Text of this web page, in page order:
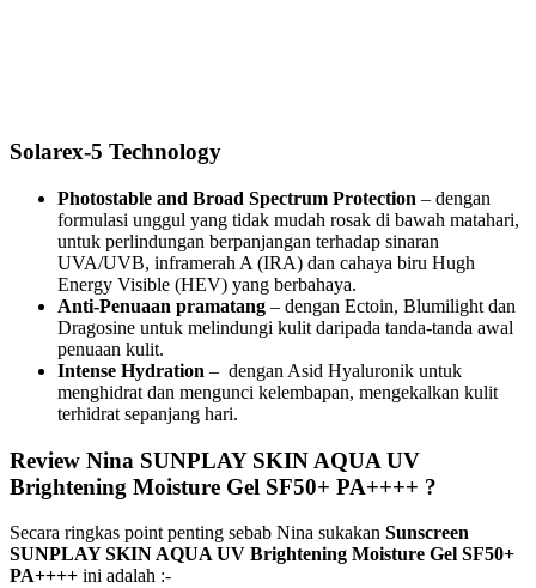
Solarex-5 Technology
Photostable and Broad Spectrum Protection – dengan
formulasi unggul yang tidak mudah rosak di bawah matahari,
untuk perlindungan berpanjangan terhadap sinaran
UVA/UVB, inframerah A (IRA) dan cahaya biru Hugh
Energy Visible (HEV) yang berbahaya.
Anti-Penuaan pramatang – dengan Ectoin, Blumilight dan
Dragosine untuk melindungi kulit daripada tanda-tanda awal
penuaan kulit.
Intense Hydration – dengan Asid Hyaluronik untuk
menghidrat dan mengunci kelembapan, mengekalkan kulit
terhidrat sepanjang hari.
Review Nina SUNPLAY SKIN AQUA UV
Brightening Moisture Gel SF50+ PA++++ ?
Secara ringkas point penting sebab Nina sukakan Sunscreen
SUNPLAY SKIN AQUA UV Brightening Moisture Gel SF50+
PA++++ ini adalah :-